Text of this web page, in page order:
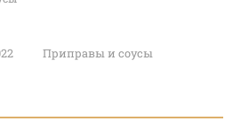
Приправы и соусы